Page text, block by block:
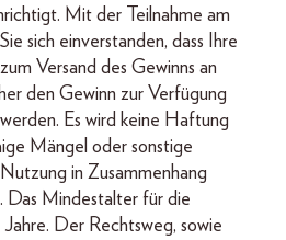
Mit der Teilnahme am
sich einverstanden, dass Ihre
Versand des Gewinns an
den Gewinn zur Verfügung
Es wird keine Haftung
Mängel oder sonstige
in Zusammenhang
Das Mindestalter für die
Jahre. Der Rechtsweg, sowie